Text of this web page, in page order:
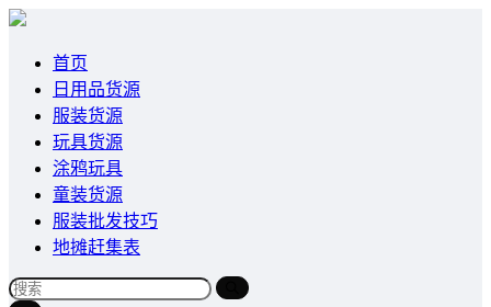
首页
日用品货源
服装货源
玩具货源
涂鸦玩具
童装货源
服装批发技巧
地摊赶集表